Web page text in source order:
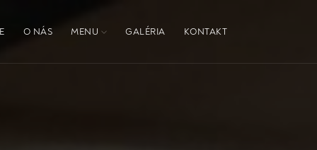
O NÁS MENU GALÉRIA KONTAKT